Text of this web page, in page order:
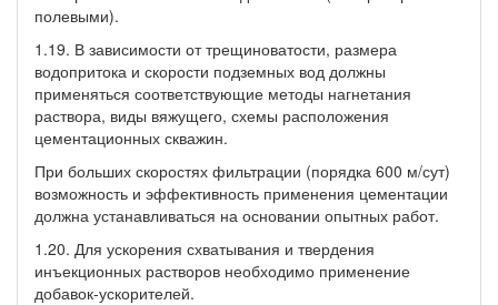
полевыми).
1.19. В зависимости от трещиноватости, размера
водопритока и скорости подземных вод должны
применяться соответствующие методы нагнетания
раствора, виды вяжущего, схемы расположения
цементационных скважин.
При больших скоростях фильтрации (порядка 600 м/сут)
возможность и эффективность применения цементации
должна устанавливаться на основании опытных работ.
1.20. Для ускорения схватывания и твердения
инъекционных растворов необходимо применение
добавок-ускорителей.